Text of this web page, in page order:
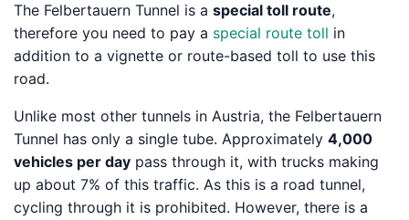
The Felbertauern Tunnel is a special toll route,
therefore you need to pay a special route toll in
addition to a vignette or route-based toll to use this
road.
Unlike most other tunnels in Austria, the Felbertauern
Tunnel has only a single tube. Approximately 4,000
vehicles per day pass through it, with trucks making
up about 7% of this traffic. As this is a road tunnel,
cycling through it is prohibited. However, there is a